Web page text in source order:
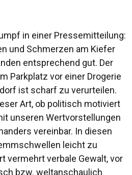
in einer Pressemitteilung:
und Schmerzen am Kiefer
entsprechend gut. Der
Parkplatz vor einer Drogerie
ist scharf zu verurteilen.
Art, ob politisch motiviert
unseren Wertvorstellungen
vereinbar. In diesen
leicht zu
vermehrt verbale Gewalt, vor
bzw. weltanschaulich